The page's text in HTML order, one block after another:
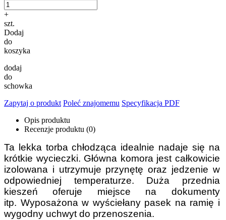
+
szt.
Dodaj
do
koszyka
dodaj
do
schowka
Zapytaj o produkt Poleć znajomemu Specyfikacja PDF
Opis produktu
Recenzje produktu (0)
Ta lekka torba chłodząca idealnie nadaje się na
krótkie wycieczki. Główna komora jest całkowicie
izolowana i utrzymuje przynętę oraz jedzenie w
odpowiedniej temperaturze. Duża przednia
kieszeń oferuje miejsce na dokumenty
itp. Wyposażona w wyściełany pasek na ramię i
wygodny uchwyt do przenoszenia.